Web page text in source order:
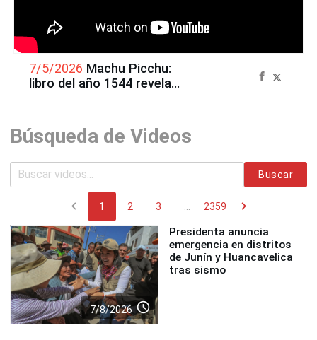
7/5/2026 Machu Picchu:
libro del año 1544 revela
Búsqueda de Videos
Buscar
chevron_left 1 2 3 2359 chevron_right
7/8/2026 access_time
Presidenta anuncia
emergencia en distritos
de Junín y Huancavelica
tras sismo